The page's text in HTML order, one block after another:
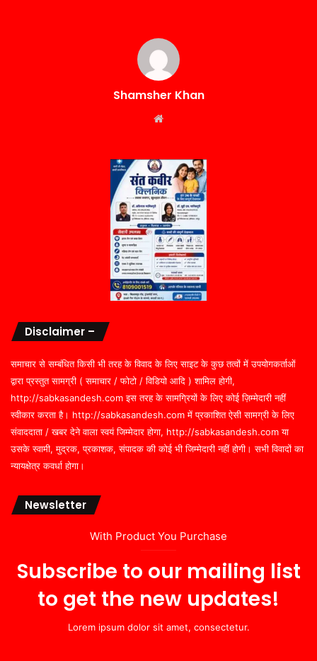
Shamsher Khan
Disclaimer –
समाचार से सम्बंधित किसी भी तरह के विवाद के लिए साइट के कुछ तत्वों में उपयोगकर्ताओं
द्वारा प्रस्तुत सामग्री ( समाचार / फोटो / विडियो आदि ) शामिल होगी,
http://sabkasandesh.com इस तरह के सामग्रियों के लिए कोई ज़िम्मेदारी नहीं
स्वीकार करता है। http://sabkasandesh.com में प्रकाशित ऐसी सामग्री के लिए
संवाददाता / खबर देने वाला स्वयं जिम्मेदार होगा, http://sabkasandesh.com या
उसके स्वामी, मुद्रक, प्रकाशक, संपादक की कोई भी जिम्मेदारी नहीं होगी। सभी विवादों का
न्यायक्षेत्र कवर्धा होगा।
Newsletter
With Product You Purchase
Subscribe to our mailing list
to get the new updates!
Lorem ipsum dolor sit amet, consectetur.